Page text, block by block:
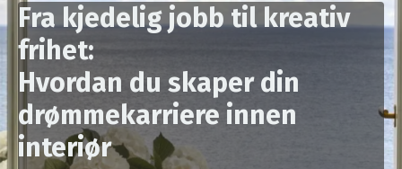
Fra kjedelig jobb til kreativ
frihet:
Hvordan du skaper din
drømmekarriere innen
interiør